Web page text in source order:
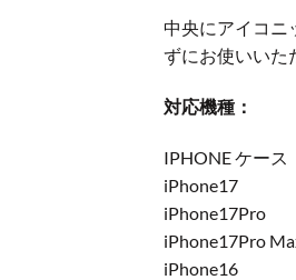
中央にアイコニ
ずにお使いいた
対応機種：
IPHONE ケース
iPhone17
iPhone17Pro
iPhone17Pro
iPhone16